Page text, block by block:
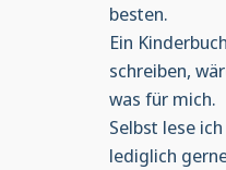
besten.
Ein
schreiben,
was für mich.
Selbst lese
lediglich